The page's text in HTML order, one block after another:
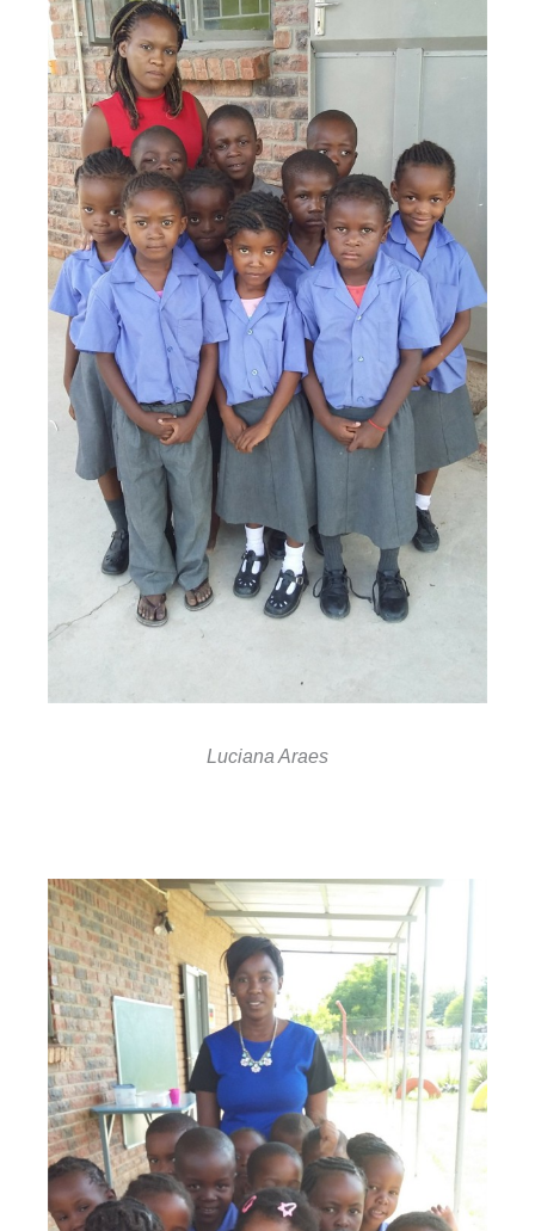
Luciana Araes